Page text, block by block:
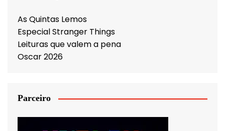
As Quintas Lemos
Especial Stranger Things
Leituras que valem a pena
Oscar 2026
Parceiro